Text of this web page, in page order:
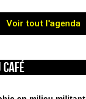
Voir tout l'agenda
café